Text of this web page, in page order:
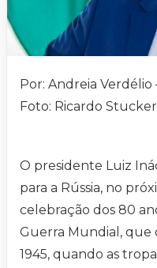
Por: Andreia Verdélio
Foto: Ricardo
O presidente Luiz
para a Rússia, no
celebração dos 80
Guerra Mundial, que
1945, quando as